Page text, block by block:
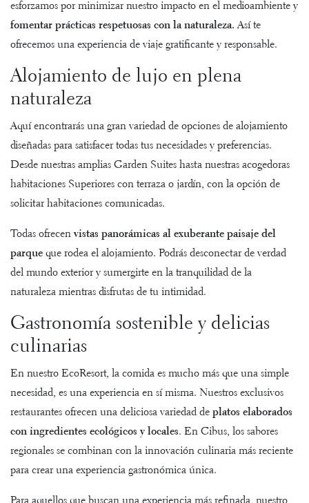
esforzamos por minimizar nuestro impacto en el medioambiente y
fomentar prácticas respetuosas con la naturaleza. Así te
ofrecemos una experiencia de viaje gratificante y responsable.
Alojamiento de lujo en plena
naturaleza
Aquí encontrarás una gran variedad de opciones de alojamiento
diseñadas para satisfacer todas tus necesidades y preferencias.
Desde nuestras amplias Garden Suites hasta nuestras acogedoras
habitaciones Superiores con terraza o jardín, con la opción de
solicitar habitaciones comunicadas.
Todas ofrecen vistas panorámicas al exuberante paisaje del
parque que rodea el alojamiento. Podrás desconectar de verdad
del mundo exterior y sumergirte en la tranquilidad de la
naturaleza mientras disfrutas de tu intimidad.
Gastronomía sostenible y delicias
culinarias
En nuestro EcoResort, la comida es mucho más que una simple
necesidad, es una experiencia en sí misma. Nuestros exclusivos
restaurantes ofrecen una deliciosa variedad de platos elaborados
con ingredientes ecológicos y locales. En Cibus, los sabores
regionales se combinan con la innovación culinaria más reciente
para crear una experiencia gastronómica única.